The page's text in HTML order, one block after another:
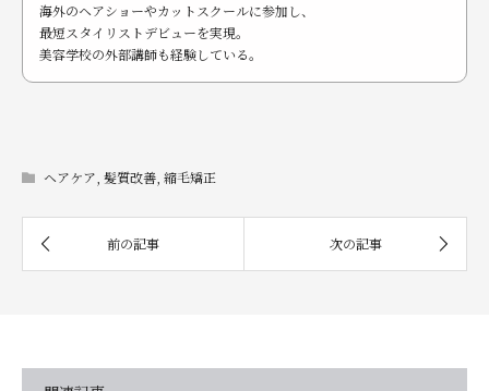
海外のヘアショーやカットスクールに参加し、
最短スタイリストデビューを実現。
美容学校の外部講師も経験している。
ヘアケア 髪質改善 縮毛矯正